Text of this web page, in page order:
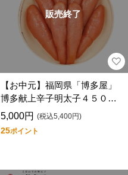
販売終了
【お中元】福岡県「博多屋」
博多献上辛子明太子４５０
ｇ Ｇ－５
5,000円 (税込5,400円)
25ポイント